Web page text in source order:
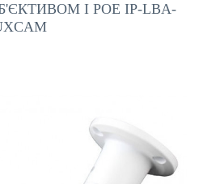
І POE IP-LBA-